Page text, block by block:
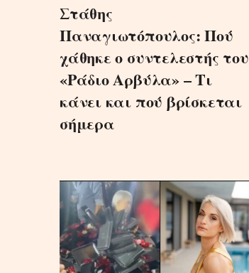
Στάθης
Παναγιωτόπουλος: Πού
χάθηκε ο συντελεστής του
«Ράδιο Αρβύλα» – Τι
κάνει και πού βρίσκεται
σήμερα